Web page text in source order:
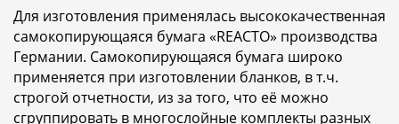
Для изготовления применялась высококачественная
самокопирующаяся бумага «REACTO» производства
Германии. Самокопирующаяся бумага широко
применяется при изготовлении бланков, в т.ч.
строгой отчетности, из за того, что её можно
сгруппировать в многослойные комплекты разных